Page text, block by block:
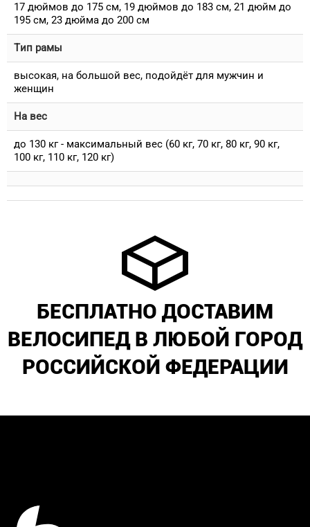
17 дюймов до 175 см, 19 дюймов до 183 см, 21 дюйм до
195 см, 23 дюйма до 200 см
Тип рамы
высокая, на большой вес, подойдёт для мужчин и
женщин
На вес
до 130 кг - максимальный вес (60 кг, 70 кг, 80 кг, 90 кг,
100 кг, 110 кг, 120 кг)
БЕСПЛАТНО ДОСТАВИМ
ВЕЛОСИПЕД В ЛЮБОЙ ГОРОД
РОССИЙСКОЙ ФЕДЕРАЦИИ